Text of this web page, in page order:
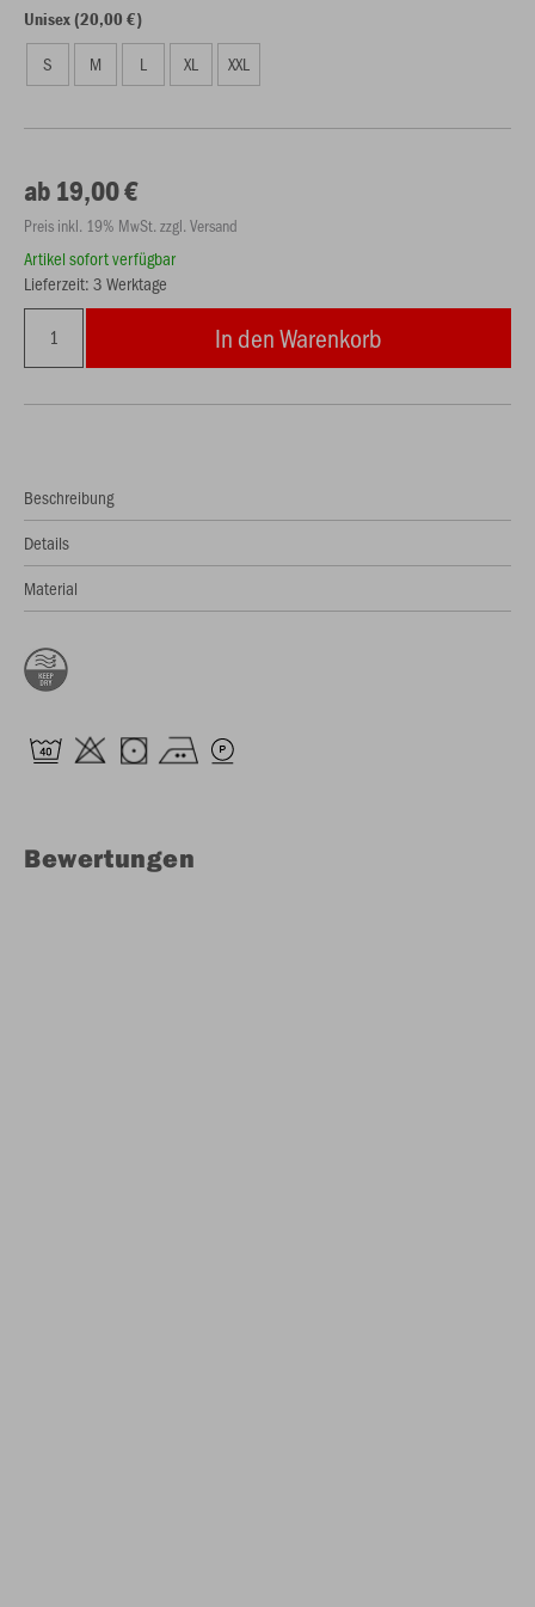
Unisex (20,00 €)
S M L XL XXL
ab 19,00 €
Preis inkl. 19% MwSt. zzgl. Versand
Artikel sofort verfügbar
Lieferzeit: 3 Werktage
In den Warenkorb
Beschreibung
Details
Material
Bewertungen